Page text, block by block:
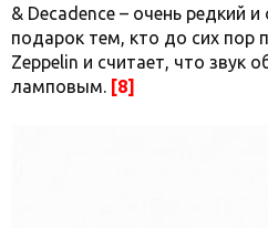
& Decadence – очень редкий
подарок тем, кто до сих пор
Zeppelin и считает, что звук
ламповым. [8]